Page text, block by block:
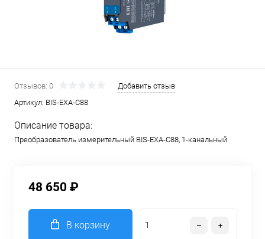
Отзывов: 0
Добавить отзыв
Артикул: BIS-EXA-C88
Описание товара:
Преобразователь измерительный BIS-EXA-C88, 1-канальный
48 650 ₽
В корзину